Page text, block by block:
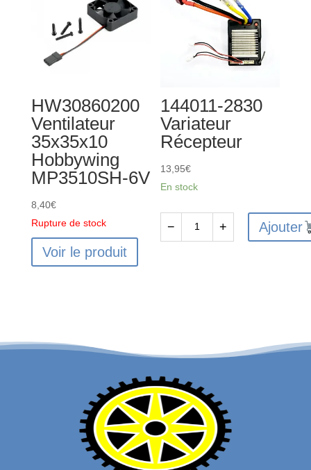
GENERAL
HW30860200
Ventilateur
35x35x10
Hobbywing
MP3510SH-6V
8,40€
Rupture de stock
Voir le produit
144011-2830
Variateur
Récepteur
13,95€
En stock
− + Ajouter